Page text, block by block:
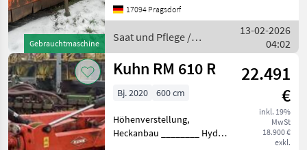
Gebrauchtmaschine
Hechanbau Saat und Pflege
Mulchgeräte
17094 Pragsdorf
Saat und Pflege /
Kuhn
13-02-2026
04:02
Kuhn RM 610 R
22.491
€
inkl. 19%
MwSt
18.900 €
exkl.
Bj. 2020 600 cm
Höhenverstellung,
Heckanbau ________ Hydr.